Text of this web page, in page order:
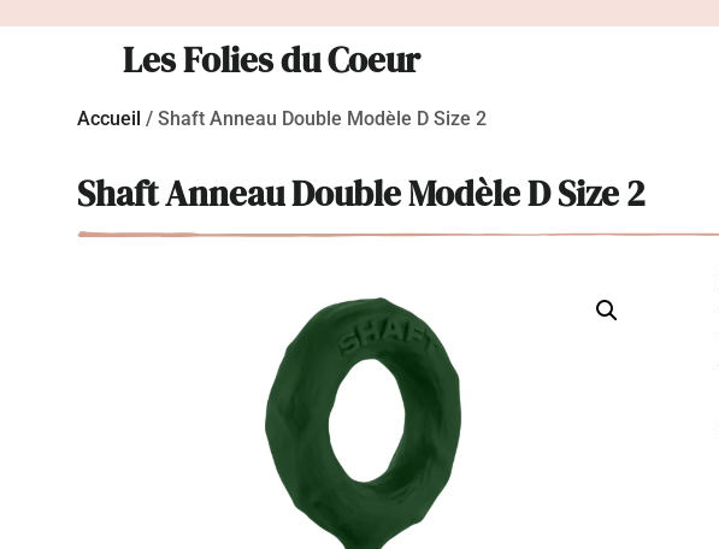
Les Folies du Coeur
Accueil / Shaft Anneau Double Modèle D Size 2
Shaft Anneau Double Modèle D Size 2